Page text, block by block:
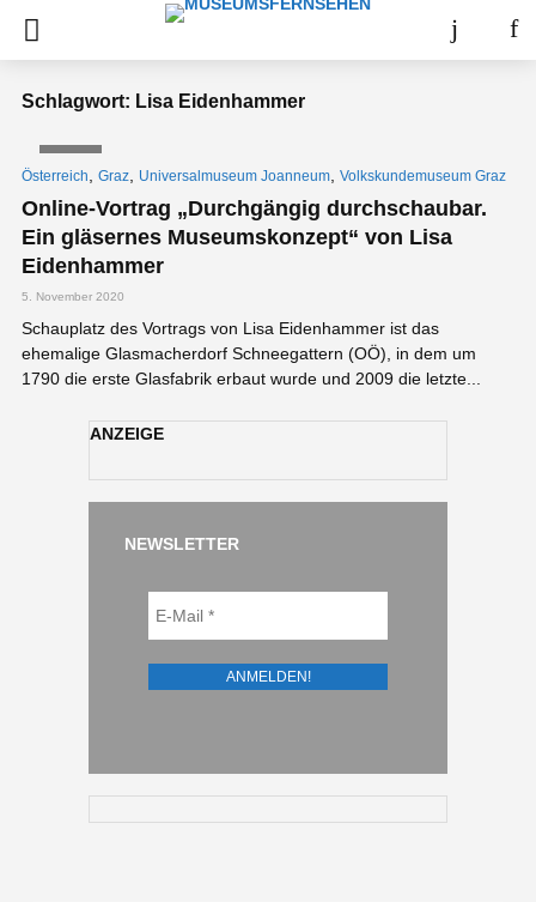
Schlagwort: Lisa Eidenhammer
Österreich Graz Universalmuseum Joanneum Volkskundemuseum Graz
Online-Vortrag „Durchgängig durchschaubar.
Ein gläsernes Museumskonzept“ von Lisa
Eidenhammer
5. November 2020
Schauplatz des Vortrags von Lisa Eidenhammer ist das
ehemalige Glasmacherdorf Schneegattern (OÖ), in dem um
1790 die erste Glasfabrik erbaut wurde und 2009 die letzte...
ANZEIGE
NEWSLETTER